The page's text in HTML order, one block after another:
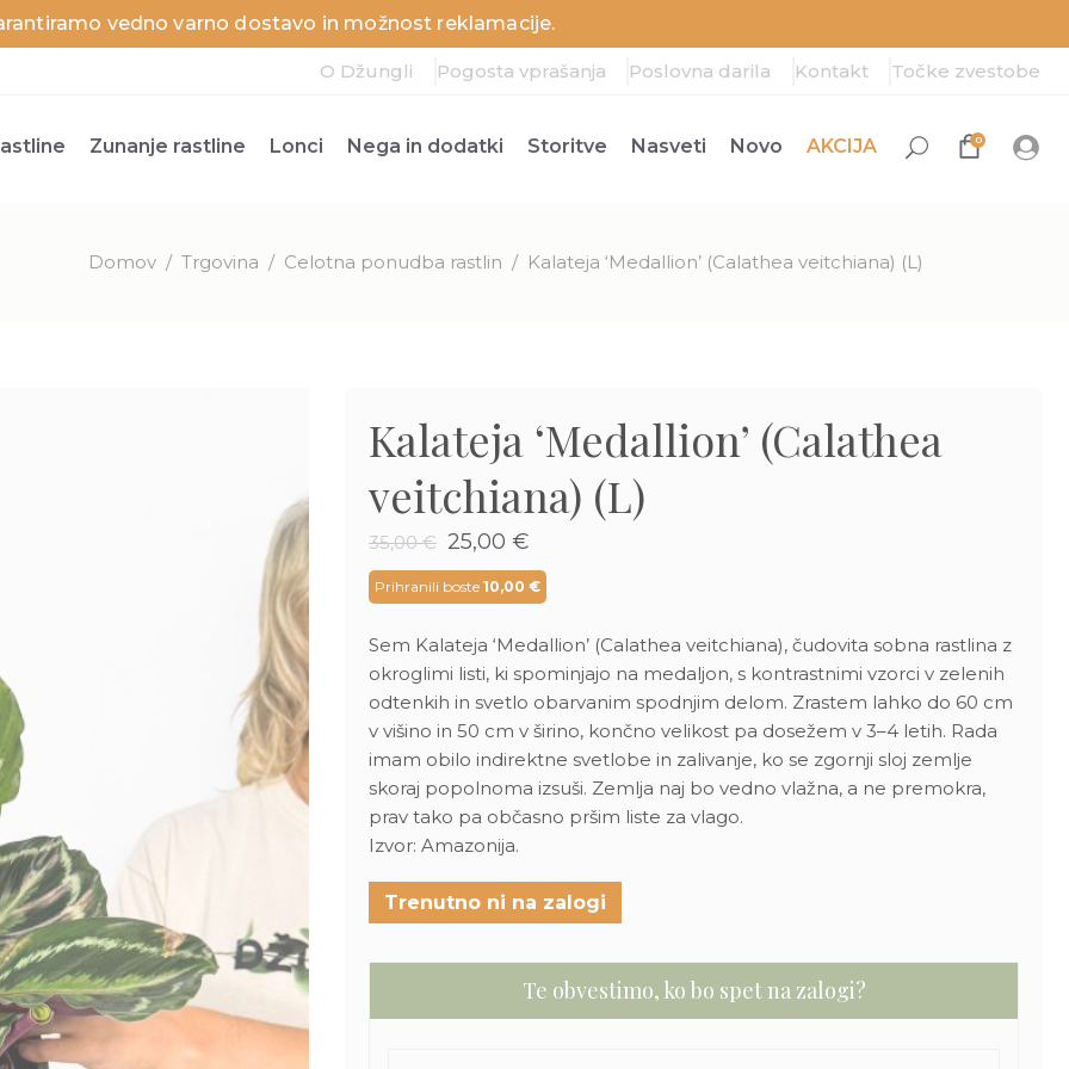
vedno varno dostavo in možnost reklamacije.
O Džungli Pogosta vprašanja Poslovna darila Kontakt Točke zvestobe
Zunanje rastline Lonci Nega in dodatki Storitve Nasveti Novo AKCIJA 0
Domov / Trgovina / Celotna ponudba rastlin / Kalateja ‘Medallion’ (Calathea veitchiana) (L)
Kalateja ‘Medallion’ (Calathea
veitchiana) (L)
35,00€ Izvirna
cena
je
bila:
35,00 €.
25,00 €
cena
je:
25,00 €.
Prihranili boste 10,00 €
Sem Kalateja ‘Medallion’ (Calathea veitchiana), čudovita sobna rastlina z
okroglimi listi, ki spominjajo na medaljon, s kontrastnimi vzorci v zelenih
odtenkih in svetlo obarvanim spodnjim delom. Zrastem lahko do 60 cm
v višino in 50 cm v širino, končno velikost pa dosežem v 3–4 letih. Rada
imam obilo indirektne svetlobe in zalivanje, ko se zgornji sloj zemlje
skoraj popolnoma izsuši. Zemlja naj bo vedno vlažna, a ne premokra,
prav tako pa občasno pršim liste za vlago.
Izvor: Amazonija.
Trenutno ni na zalogi
Te obvestimo, ko bo spet na zalogi?